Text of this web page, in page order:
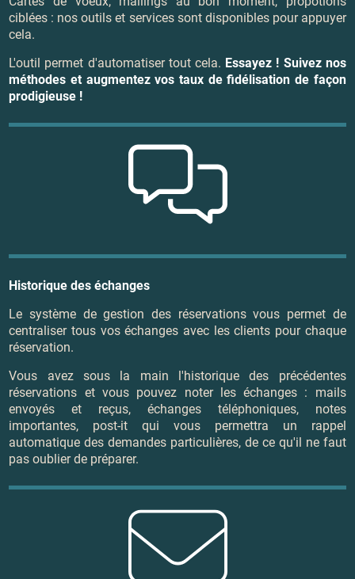
ciblées : nos outils et services sont disponibles pour appuyer
cela.
L'outil permet d'automatiser tout cela. Essayez ! Suivez nos
méthodes et augmentez vos taux de fidélisation de façon
prodigieuse !
Historique des échanges
Le système de gestion des réservations vous permet de
centraliser tous vos échanges avec les clients pour chaque
réservation.
Vous avez sous la main l'historique des précédentes
réservations et vous pouvez noter les échanges : mails
envoyés et reçus, échanges téléphoniques, notes
importantes, post-it qui vous permettra un rappel
automatique des demandes particulières, de ce qu'il ne faut
pas oublier de préparer.